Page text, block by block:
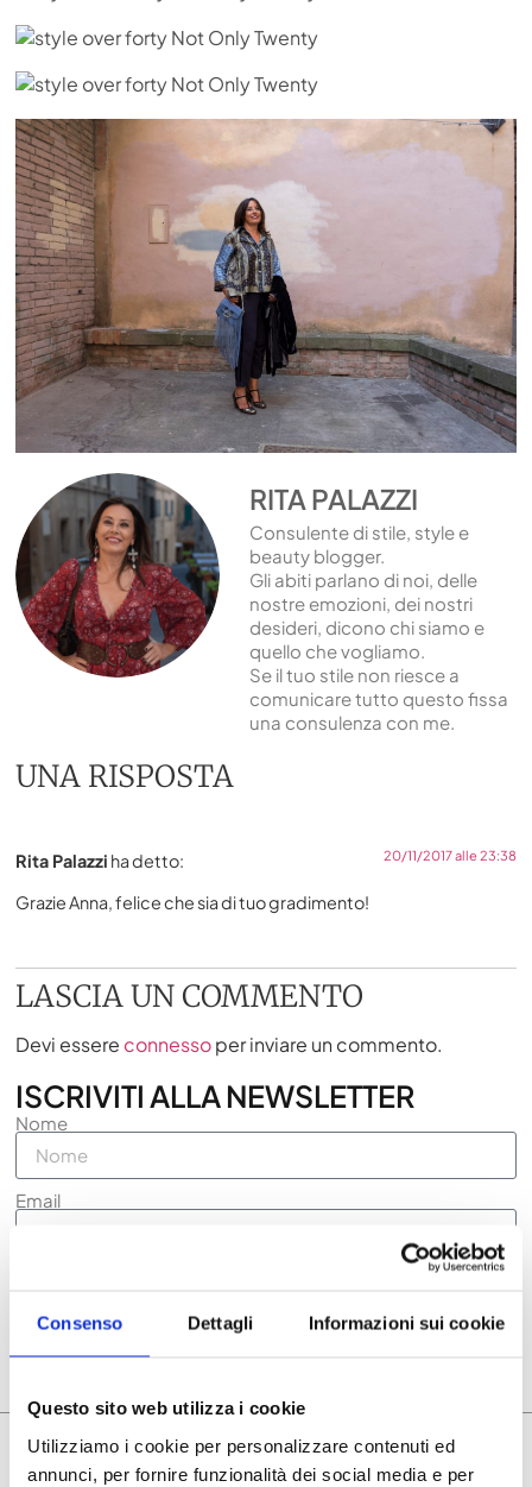
Consenso Dettagli Informazioni sui cookie
Questo sito web utilizza i cookie
Utilizziamo i cookie per personalizzare contenuti ed
annunci, per fornire funzionalità dei social media e per
RITA PALAZZI
Consulente di stile, style e
beauty blogger.
Gli abiti parlano di noi, delle
nostre emozioni, dei nostri
desideri, dicono chi siamo e
quello che vogliamo.
Se il tuo stile non riesce a
comunicare tutto questo fissa
una consulenza con me.
UNA RISPOSTA
Rita Palazzi ha detto: 20/11/2017 alle 23:38
Grazie Anna, felice che sia di tuo gradimento!
LASCIA UN COMMENTO
Devi essere connessoper inviare un commento.
ISCRIVITI ALLA NEWSLETTER
Nome
Email
Voglio ricevere la newsletter
ARTICOLI CORRELATI